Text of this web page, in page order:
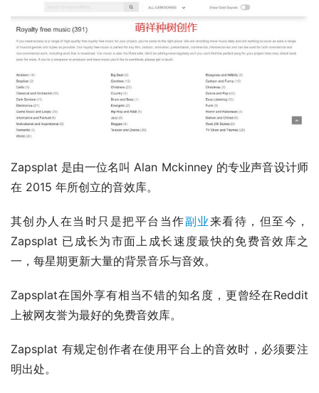
Zapsplat 是由一位名叫 Alan Mckinney 的专业声音设计师
在 2015 年所创立的音效库。
其创办人在当时只是把平台当作副业来看待，但至今，
Zapsplat 已成长为市面上成长速度最快的免费音效库之
一，每星期更新大量的背景音乐与音效。
Zapsplat在国外享有相当不错的知名度，更曾经在Reddit
上被网友誉为最好的免费音效库。
Zapsplat 有规定创作者在使用平台上的音效时，必须要注
明出处。